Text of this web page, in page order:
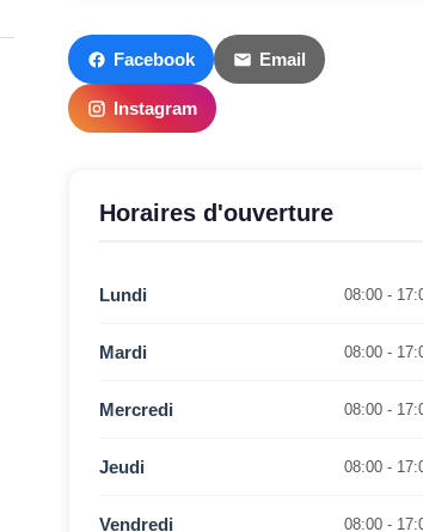
Facebook Email
Instagram
Horaires d'ouverture
Lundi 08:00 -
Mardi 08:00 -
Mercredi 08:00 -
Jeudi 08:00 -
Vendredi 08:00 -